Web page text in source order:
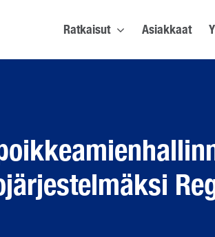
Ratkaisut Asiakkaat